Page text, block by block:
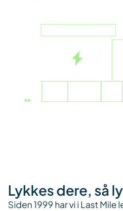
Lykkes dere, så
Siden 1999 har vi i Last Mile